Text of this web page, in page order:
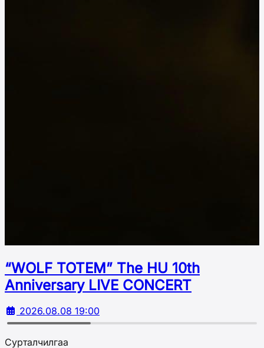
“WOLF TOTEM” The HU 10th
Аnniversary LIVE CONCERT
2026.08.08 19:00
Сурталчилгаа